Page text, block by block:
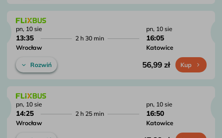
pn, 10 sie
13:35
2 h 30 min
Wrocław
pn, 10 sie
16:05
Katowice
Rozwiń 56,99 zł Kup
pn, 10 sie
14:25
2 h 25 min
Wrocław
pn, 10 sie
16:50
Katowice